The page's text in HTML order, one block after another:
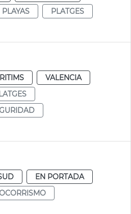
PLAYAS
PLATGES
VALENCIA
EN PORTADA